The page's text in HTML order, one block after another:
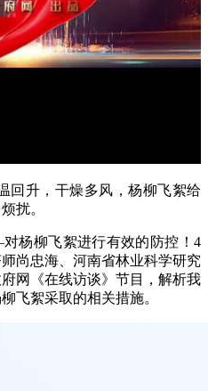
升，干燥多风，杨柳飞絮给
扰。
柳飞絮进行有效的防控！4
尚忠海、河南省林业科学研究
网《在线访谈》节目，解析我
飞絮采取的相关措施。